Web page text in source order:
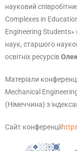
науковий
Complexes in
Engineering
наук, старшого
освітніх ресурсів
Матеріали
Mechanical
(Німеччина) з
Сайт конференції